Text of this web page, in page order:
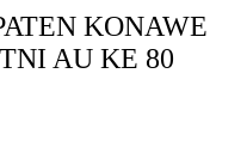
KONAWE
AU KE 80